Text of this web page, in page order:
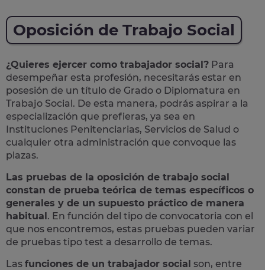
Oposición de Trabajo Social
¿Quieres ejercer como trabajador social? Para
desempeñar esta profesión, necesitarás estar en
posesión de un título de Grado o Diplomatura en
Trabajo Social. De esta manera, podrás aspirar a la
especialización que prefieras, ya sea en
Instituciones Penitenciarias, Servicios de Salud o
cualquier otra administración que convoque las
plazas.
Las pruebas de la oposición de trabajo social
constan de prueba teórica de temas específicos o
generales y de un supuesto práctico de manera
habitual. En función del tipo de convocatoria con el
que nos encontremos, estas pruebas pueden variar
de pruebas tipo test a desarrollo de temas.
Las funciones de un trabajador social son, entre